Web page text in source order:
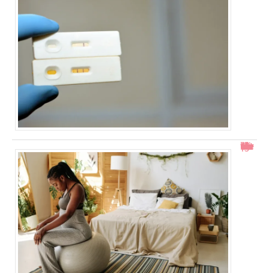
Col ouvert à 1 doigt : accouchement dans combien de temps ?